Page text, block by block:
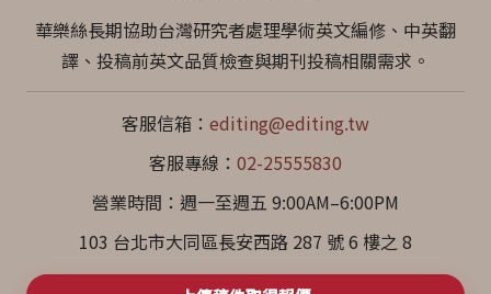
華樂絲長期協助台灣研究者處理學術英文編修、中英翻
譯、投稿前英文品質檢查與期刊投稿相關需求。
客服信箱： editing@editing.tw
客服專線： 02-25555830
營業時間：週一至週五 9:00AM–6:00PM
103 台北市大同區長安西路 287 號 6 樓之 8